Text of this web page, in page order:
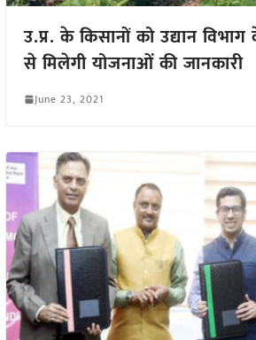
उ.प्र. के किसानों को उद्यान
से मिलेगी योजनाओं की जानकारी
June 23, 2021